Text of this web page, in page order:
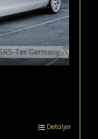
Detaljer